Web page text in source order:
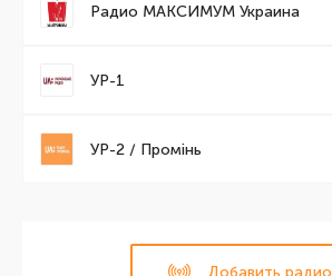
Радио МАКСИМУМ Украина
УР-1
УР-2 / Промінь
Добавить радио